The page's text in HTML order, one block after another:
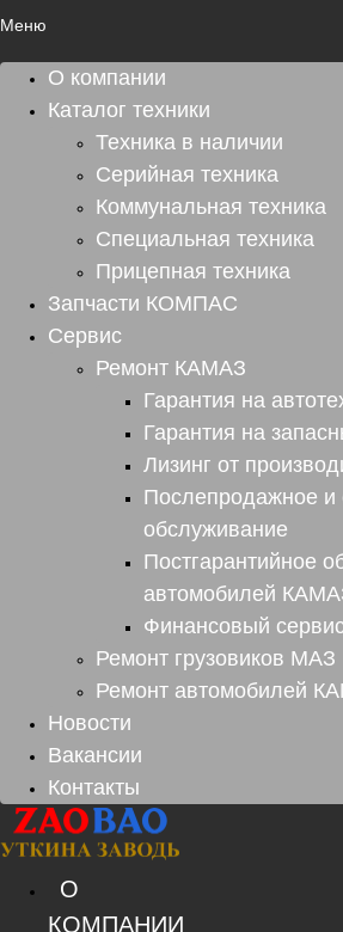
Меню
О компании
Каталог техники
Техника в наличии
Серийная техника
Коммунальная техника
Специальная техника
Прицепная техника
Запчасти КОМПАС
Сервис
Ремонт КАМАЗ
Гарантия на
Гарантия на
Лизинг от
Послепродажное и
обслуживание
Постгарантийное
автомобилей
Финансовый
Ремонт грузовиков МАЗ
Ремонт автомобилей
Новости
Вакансии
Контакты
О
КОМПАНИИ